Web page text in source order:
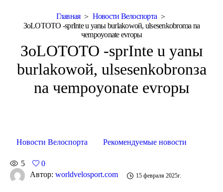
Главная
Новости Велоспорта
ЗoLOTOTO -sprInte u yanы burlakowoй, ulsesenkobronзa na
чempoyonate evropы
ЗoLOTOTO -sprInte u yanы
burlakowoй, ulsesenkobronзa
na чempoyonate evropы
Новости Велоспорта Рекомендуемые новости
5
0
Автор: worldvelosport.com 15 февраля 2025г.